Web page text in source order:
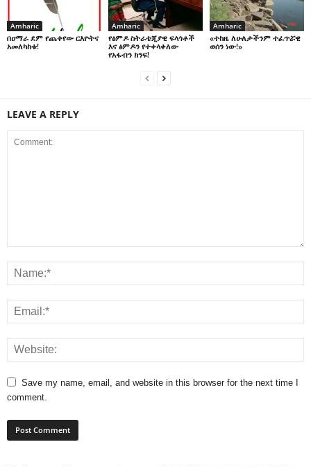
Amharic
በዐማራ ደም የጨቀየው ርእዮትና
አመለካከቱ!
Amharic
የፅምዶ ስትራቴጂያዊ ፍላጎቶች
እና ፅምዶን የተቀላቀለው
የአፋብን ክንፍ!
Amharic
«ተከዜ ለሁለታችንም ተፈጥሯዊ
ወሰን ነው!»
LEAVE A REPLY
Save my name, email, and website in this browser for the next time I
comment.